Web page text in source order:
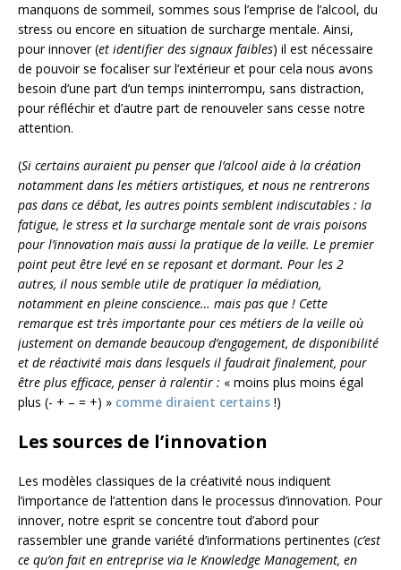
manquons de sommeil, sommes sous l’emprise de l’alcool, du
stress ou encore en situation de surcharge mentale. Ainsi,
pour innover (et identifier des signaux faibles) il est nécessaire
de pouvoir se focaliser sur l’extérieur et pour cela nous avons
besoin d’une part d’un temps ininterrompu, sans distraction,
pour réfléchir et d’autre part de renouveler sans cesse notre
attention.
(Si certains auraient pu penser que l’alcool aide à la création
notamment dans les métiers artistiques, et nous ne rentrerons
pas dans ce débat, les autres points semblent indiscutables : la
fatigue, le stress et la surcharge mentale sont de vrais poisons
pour l’innovation mais aussi la pratique de la veille. Le premier
point peut être levé en se reposant et dormant. Pour les 2
autres, il nous semble utile de pratiquer la médiation,
notamment en pleine conscience… mais pas que ! Cette
remarque est très importante pour ces métiers de la veille où
justement on demande beaucoup d’engagement, de disponibilité
et de réactivité mais dans lesquels il faudrait finalement, pour
être plus efficace, penser à ralentir : « moins plus moins égal
plus (- + – = +) » comme diraient certains !)
Les sources de l’innovation
Les modèles classiques de la créativité nous indiquent
l’importance de l’attention dans le processus d’innovation. Pour
innover, notre esprit se concentre tout d’abord pour
rassembler une grande variété d’informations pertinentes (c’est
ce qu’on fait en entreprise via le Knowledge Management, en